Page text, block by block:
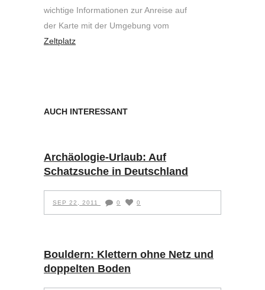
wichtige Informationen zur Anreise auf
der Karte mit der Umgebung vom
Zeltplatz
AUCH INTERESSANT
Archäologie-Urlaub: Auf
Schatzsuche in Deutschland
SEP 22, 2011 0 0
Bouldern: Klettern ohne Netz und
doppelten Boden